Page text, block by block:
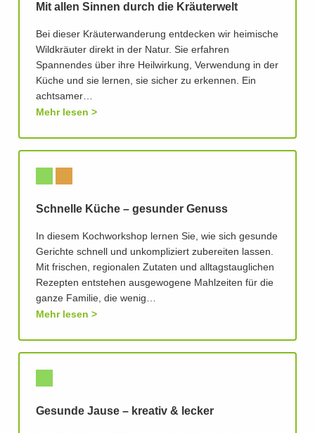
Mit allen Sinnen durch die Kräuterwelt
Bei dieser Kräuterwanderung entdecken wir heimische
Wildkräuter direkt in der Natur. Sie erfahren
Spannendes über ihre Heilwirkung, Verwendung in der
Küche und sie lernen, sie sicher zu erkennen. Ein
achtsamer…
Mehr lesen
Schnelle Küche – gesunder Genuss
In diesem Kochworkshop lernen Sie, wie sich gesunde
Gerichte schnell und unkompliziert zubereiten lassen.
Mit frischen, regionalen Zutaten und alltagstauglichen
Rezepten entstehen ausgewogene Mahlzeiten für die
ganze Familie, die wenig…
Mehr lesen
Gesunde Jause – kreativ & lecker